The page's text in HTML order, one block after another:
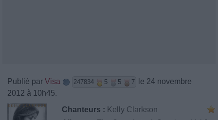
Publié par Visa 247834 5 5 7
le 24 novembre
2012 à 10h45.
Chanteurs : Kelly Clarkson